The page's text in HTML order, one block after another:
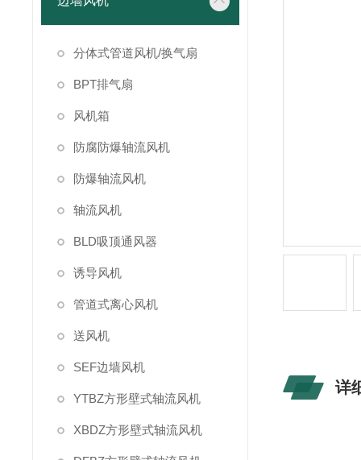
分体式管道风机/换气扇
BPT排气扇
风机箱
防腐防爆轴流风机
防爆轴流风机
轴流风机
BLD吸顶通风器
诱导风机
管道式离心风机
送风机
SEF边墙风机
YTBZ方形壁式轴流风机
XBDZ方形壁式轴流风机
详